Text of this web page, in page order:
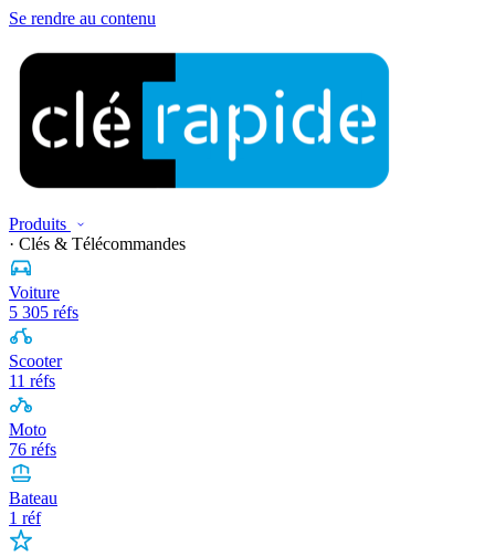
Se rendre au contenu
Produits
· Clés & Télécommandes
Voiture
5 305 réfs
Scooter
11 réfs
Moto
76 réfs
Bateau
1 réf